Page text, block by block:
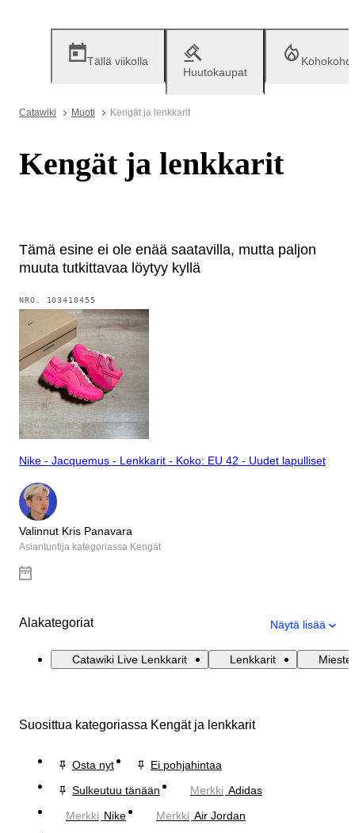
Tällä viikolla
Huutokaupat
Catawiki Muoti Kengät ja lenkkarit
Kengät ja lenkkarit
Tämä esine ei ole enää saatavilla, mutta paljon
muuta tutkittavaa löytyy kyllä
NRO. 103410455
Nike - Jacquemus - Lenkkarit - Koko: EU 42 - Uudet lapulliset
Valinnut Kris Panavara
Asiantuntija kategoriassa Kengät
Alakategoriat Näytä lisää
Catawiki Live Lenkkarit Lenkkarit
Suosittua kategoriassa Kengät ja lenkkarit
Osta nyt
Ei pohjahintaa
Sulkeutuu tänään
Merkki Adidas
Merkki Nike Merkki Air Jordan